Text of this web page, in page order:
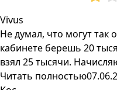
Vivus
Не думал, что могут так
кабинете берешь 20
взял 25 тысячи.
Читать полностью